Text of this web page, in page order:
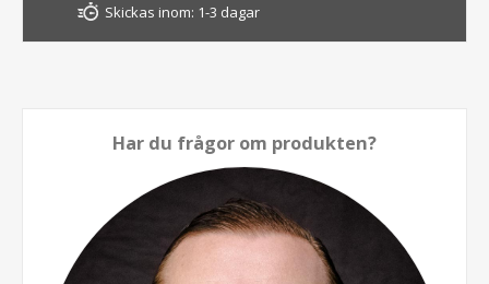
Skickas inom: 1-3 dagar
Har du frågor om produkten?